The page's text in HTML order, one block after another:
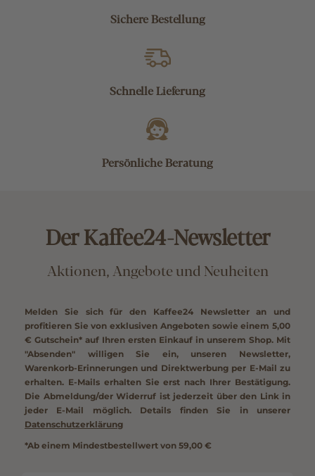
Sichere Bestellung
Schnelle Lieferung
Persönliche Beratung
Der Kaffee24-Newsletter
Aktionen, Angebote und Neuheiten
Melden Sie sich für den Kaffee24 Newsletter an und
profitieren Sie von exklusiven Angeboten sowie einem 5,00
€ Gutschein* auf Ihren ersten Einkauf in unserem Shop. Mit
"Absenden" willigen Sie ein, unseren Newsletter,
Warenkorb-Erinnerungen und Direktwerbung per E-Mail zu
erhalten. E-Mails erhalten Sie erst nach Ihrer Bestätigung.
Die Abmeldung/der Widerruf ist jederzeit über den Link in
jeder E-Mail möglich. Details finden Sie in unserer
Datenschutzerklärung
*Ab einem Mindestbestellwert von 59,00 €